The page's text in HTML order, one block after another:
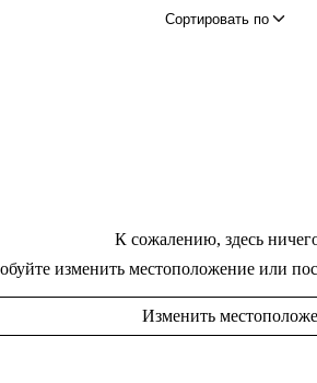
Сортировать по
К сожалению, здесь
изменить местоположение или
Изменить